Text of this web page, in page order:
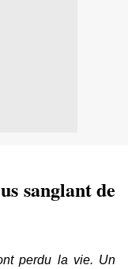
sanglant de
perdu la vie. Un